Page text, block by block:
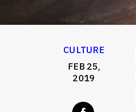
CULTURE
FEB 25,
2019